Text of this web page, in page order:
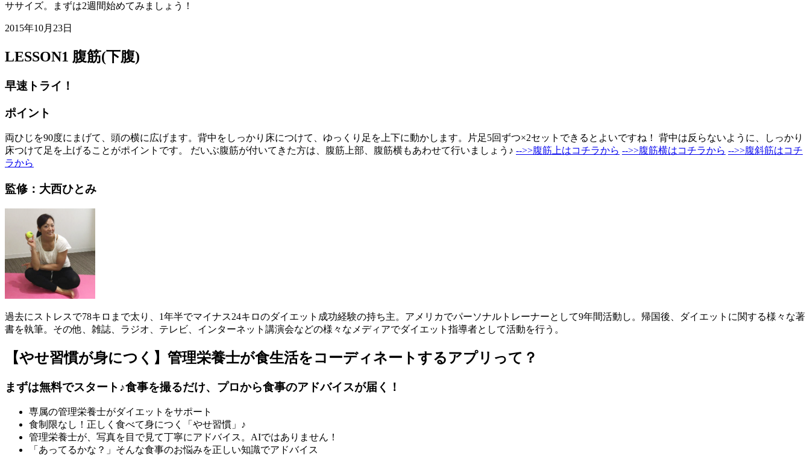
ササイズ。まずは2週間始めてみましょう！
2015年10月23日
LESSON1 腹筋(下腹)
早速トライ！
ポイント
両ひじを90度にまげて、頭の横に広げます。背中をしっかり床につけて、ゆっくり足を上下に動かします。片足5回ずつ×2セットできるとよいですね！ 背中は反らないように、しっかり
床つけて足を上げることがポイントです。 だいぶ腹筋が付いてきた方は、腹筋上部、腹筋横もあわせて行いましょう♪ -->>腹筋上はコチラから -->>腹筋横はコチラから -->>腹斜筋はコチ
ラから
監修：大西ひとみ
過去にストレスで78キロまで太り、1年半でマイナス24キロのダイエット成功経験の持ち主。アメリカでパーソナルトレーナーとして9年間活動し。帰国後、ダイエットに関する様々な著
書を執筆。その他、雑誌、ラジオ、テレビ、インターネット講演会などの様々なメディアでダイエット指導者として活動を行う。
【やせ習慣が身につく】管理栄養士が食生活をコーディネートするアプリって？
まずは無料でスタート♪食事を撮るだけ、プロから食事のアドバイスが届く！
専属の管理栄養士がダイエットをサポート
食制限なし！正しく食べて身につく「やせ習慣」♪
管理栄養士が、写真を目で見て丁寧にアドバイス。AIではありません！
「あってるかな？」そんな食事のお悩みを正しい知識でアドバイス